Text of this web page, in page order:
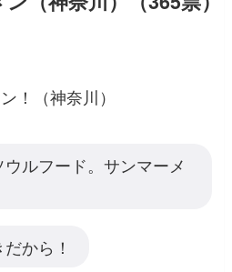
！（神奈川）
ルフード。サンマーメ
から！